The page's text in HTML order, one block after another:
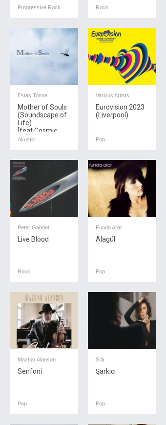
Progressive Rock Rock
Estas Tonne
Mother of Souls
(Soundscape of
Life)
[feat.Cosmic ...
Akustik
Various Artists
Eurovision 2023
(Liverpool)
Pop
Peter Gabriel
Live Blood
Rock
Funda Arar
Alagül
Pop
Mazhar Alanson
Senfoni
Pop
Sıla
Şarkıcı
Pop